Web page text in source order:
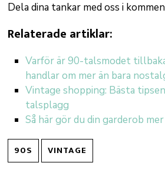
Dela dina tankar med oss i
Relaterade artiklar:
Varför är 90-talsmodet
handlar om mer än bara
Vintage shopping: Bästa
talsplagg
Så här gör du din garderob
90S VINTAGE